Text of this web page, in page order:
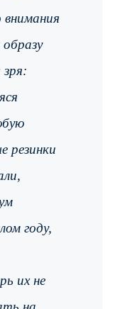
зря:
резинки
году,
их не